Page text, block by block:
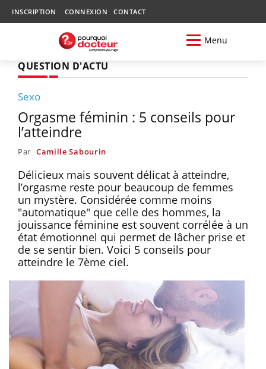
INSCRIPTION CONNEXION CONTACT
Menu
QUESTION D'ACTU
Sexo
Orgasme féminin : 5 conseils pour
l’atteindre
Par Camille Sabourin
Délicieux mais souvent délicat à atteindre,
l’orgasme reste pour beaucoup de femmes
un mystère. Considérée comme moins
"automatique" que celle des hommes, la
jouissance féminine est souvent corrélée à un
état émotionnel qui permet de lâcher prise et
de se sentir bien. Voici 5 conseils pour
atteindre le 7ème ciel.